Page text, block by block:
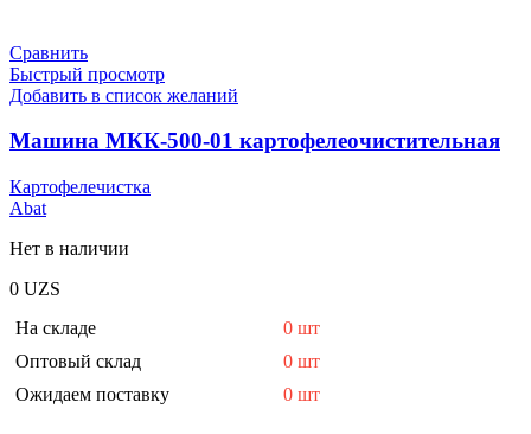
Сравнить
Быстрый просмотр
Добавить в список желаний
Машина МКК-500-01 картофелеочистительная
Картофелечистка
Abat
Нет в наличии
0 UZS
На складе
0 шт
Оптовый склад
0 шт
Ожидаем поставку
0 шт